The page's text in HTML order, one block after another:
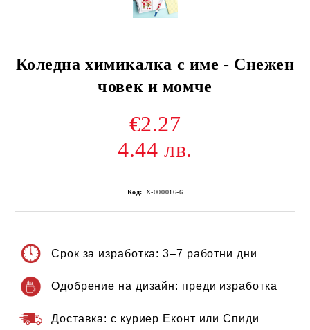
Коледна химикалка с име - Снежен
човек и момче
€2.27
4.44 лв.
Код: Х-000016-6
Срок за изработка: 3–7 работни дни
Одобрение на дизайн: преди изработка
Доставка: с куриер Еконт или Спиди